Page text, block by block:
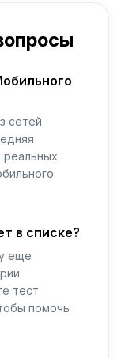
сетей
реальных
в списке?
еще
тест
помочь